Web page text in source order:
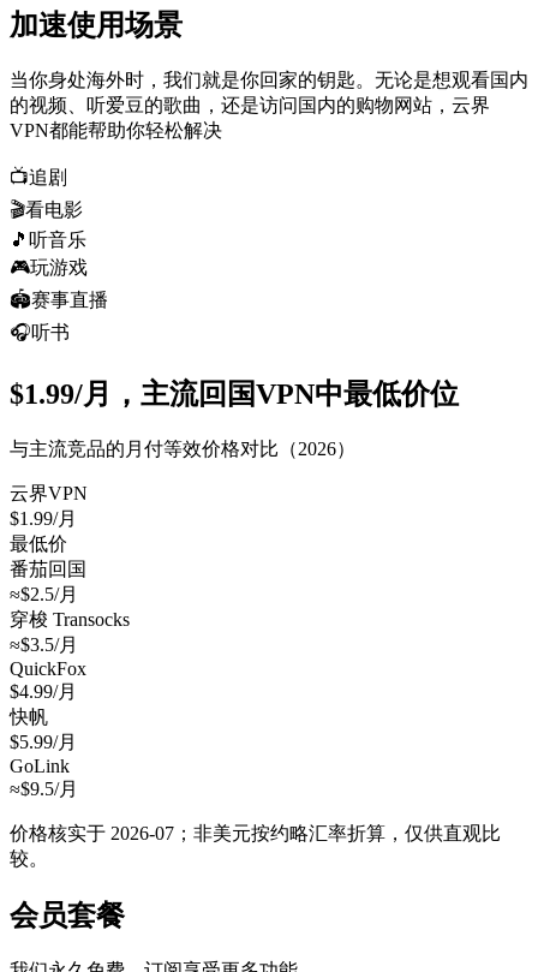
加速使用场景
当你身处海外时，我们就是你回家的钥匙。无论是想观看国内
的视频、听爱豆的歌曲，还是访问国内的购物网站，云界
VPN都能帮助你轻松解决
📺追剧
🎬看电影
🎵 听音乐
🎮玩游戏
🏟️赛事直播
🎧听书
$1.99/月，主流回国VPN中最低价位
与主流竞品的月付等效价格对比（2026）
云界VPN
$1.99/月
最低价
番茄回国
≈$2.5/月
穿梭 Transocks
≈$3.5/月
QuickFox
$4.99/月
快帆
$5.99/月
GoLink
≈$9.5/月
价格核实于 2026-07；非美元按约略汇率折算，仅供直观比
较。
会员套餐